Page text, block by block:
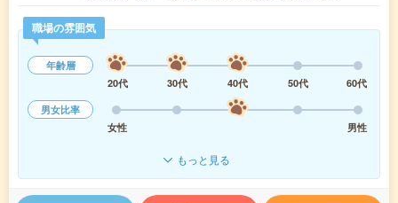
職場の雰囲気
年齢層
20代
30代 40代 50代
60代
男女比率
女性
男性
もっと見る